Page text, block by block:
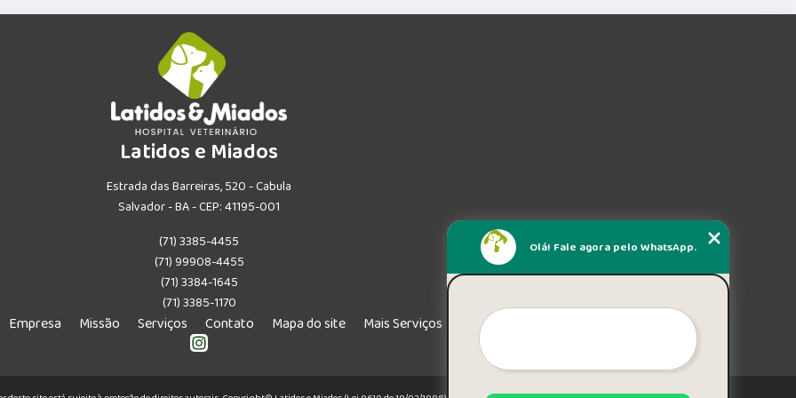
Latidos e Miados
Estrada das Barreiras, 520 - Cabula
Salvador - BA - CEP: 41195-001
(71) 3385-4455
(71) 99908-4455
(71) 3384-1645
(71) 3385-1170
Empresa Missão Serviços Contato Mapa do site Mais Serviços
Olá! Fale agora pelo WhatsApp.